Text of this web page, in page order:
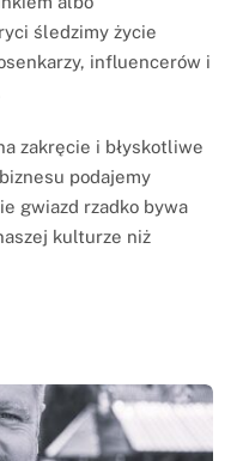
śledzimy życie
influencerów i
zakręcie i błyskotliwe
podajemy
gwiazd rzadko bywa
kulturze niż